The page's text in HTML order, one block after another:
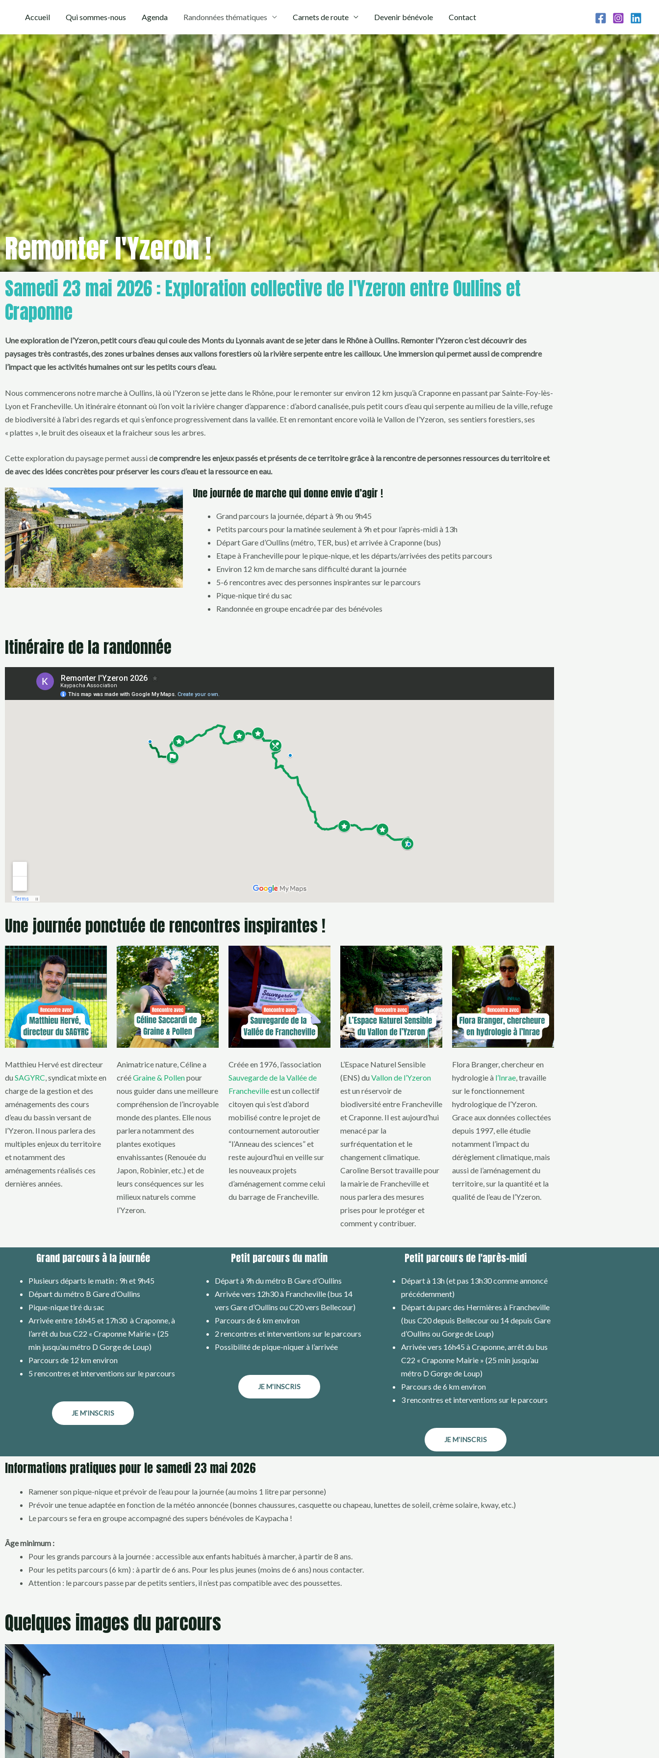
contenu
Accueil Qui sommes-nous Agenda Randonnées thématiques Carnets de route Devenir bénévole Contact
Remonter l'Yzeron !
Samedi 23 mai 2026 : Exploration collective de l'Yzeron entre Oullins et
Craponne
Une exploration de l’Yzeron, petit cours d’eau qui coule des Monts du Lyonnais avant de se jeter dans le Rhône à Oullins. Remonter l’Yzeron c’est découvrir des
paysages très contrastés, des zones urbaines denses aux vallons forestiers où la rivière serpente entre les cailloux. Une immersion qui permet aussi de comprendre
l’impact que les activités humaines ont sur les petits cours d’eau.
Nous commencerons notre marche à Oullins, là où l’Yzeron se jette dans le Rhône, pour le remonter sur environ 12 km jusqu’à Craponne en passant par Sainte-Foy-lès-
Lyon et Francheville. Un itinéraire étonnant où l’on voit la rivière changer d’apparence : d’abord canalisée, puis petit cours d’eau qui serpente au milieu de la ville, refuge
de biodiversité à l’abri des regards et qui s’enfonce progressivement dans la vallée. Et en remontant encore voilà le Vallon de l’Yzeron, ses sentiers forestiers, ses
« plattes », le bruit des oiseaux et la fraicheur sous les arbres.
Cette exploration du paysage permet aussi de comprendre les enjeux passés et présents de ce territoire grâce à la rencontre de personnes ressources du territoire et
de avec des idées concrètes pour préserver les cours d’eau et la ressource en eau.
Une journée de marche qui donne envie d’agir !
Grand parcours la journée, départ à 9h ou 9h45
Petits parcours pour la matinée seulement à 9h et pour l’après-midi à 13h
Départ Gare d’Oullins (métro, TER, bus) et arrivée à Craponne (bus)
Etape à Francheville pour le pique-nique, et les départs/arrivées des petits parcours
Environ 12 km de marche sans difficulté durant la journée
5-6 rencontres avec des personnes inspirantes sur le parcours
Pique-nique tiré du sac
Randonnée en groupe encadrée par des bénévoles
Itinéraire de la randonnée
Une journée ponctuée de rencontres inspirantes !
Matthieu Hervé est directeur
duSAGYRC, syndicat mixte en
charge de la gestion et des
aménagements des cours
d’eau du bassin versant de
l’Yzeron. Il nous parlera des
multiples enjeux du territoire
et notamment des
aménagements réalisés ces
dernières années.
Animatrice nature, Céline a
crééGraine & Pollenpour
nous guider dans une meilleure
compréhension de l’incroyable
monde des plantes. Elle nous
parlera notamment des
plantes exotiques
envahissantes (Renouée du
Japon, Robinier, etc.) et de
leurs conséquences sur les
milieux naturels comme
l’Yzeron.
Créée en 1976, l’association
Sauvegarde de la Vallée de
Franchevilleest un collectif
citoyen qui s’est d’abord
mobilisé contre le projet de
contournement autoroutier
“l’Anneau des sciences” et
reste aujourd’hui en veille sur
les nouveaux projets
d’aménagement comme celui
du barrage de Francheville.
L’Espace Naturel Sensible
(ENS) duVallon de l’Yzeron
est un réservoir de
biodiversité entre Francheville
et Craponne. Il est aujourd’hui
menacé par la
surfréquentation et le
changement climatique.
Caroline Bersot travaille pour
la mairie de Francheville et
nous parlera des mesures
prises pour le protéger et
comment y contribuer.
Flora Branger, chercheur en
hydrologie à l’Inrae, travaille
sur le fonctionnement
hydrologique de l’Yzeron.
Grace aux données collectées
depuis 1997, elle étudie
notamment l’impact du
dérèglement climatique, mais
aussi de l’aménagement du
territoire, sur la quantité et la
qualité de l’eau de l’Yzeron.
Grand parcours à la journée
Plusieurs départs le matin : 9h et 9h45
Départ du métro B Gare d’Oullins
Pique-nique tiré du sac
Arrivée entre 16h45 et 17h30 à Craponne, à
l’arrêt du bus C22 « Craponne Mairie » (25
min jusqu’au métro D Gorge de Loup)
Parcours de 12 km environ
5 rencontres et interventions sur le parcours
JE M'INSCRIS
Petit parcours du matin
Départ à 9h du métro B Gare d’Oullins
Arrivée vers 12h30 à Francheville (bus 14
vers Gare d’Oullins ou C20 vers Bellecour)
Parcours de 6 km environ
2 rencontres et interventions sur le parcours
Possibilité de pique-niquer à l’arrivée
JE M'INSCRIS
Petit parcours de l'après-midi
Départ à 13h (et pas 13h30 comme annoncé
précédemment)
Départ du parc des Hermières à Francheville
(bus C20 depuis Bellecour ou 14 depuis Gare
d’Oullins ou Gorge de Loup)
Arrivée vers 16h45 à Craponne, arrêt du bus
C22 « Craponne Mairie » (25 min jusqu’au
métro D Gorge de Loup)
Parcours de 6 km environ
3 rencontres et interventions sur le parcours
JE M'INSCRIS
Informations pratiques pour le samedi 23 mai 2026
Ramener son pique-nique et prévoir de l’eau pour la journée (au moins 1 litre par personne)
Prévoir une tenue adaptée en fonction de la météo annoncée (bonnes chaussures, casquette ou chapeau, lunettes de soleil, crème solaire, kway, etc.)
Le parcours se fera en groupe accompagné des supers bénévoles de Kaypacha !
Âge minimum :
Pour les grands parcours à la journée : accessible aux enfants habitués à marcher, à partir de 8 ans.
Pour les petits parcours (6 km) : à partir de 6 ans. Pour les plus jeunes (moins de 6 ans) nous contacter.
Attention : le parcours passe par de petits sentiers, il n’est pas compatible avec des poussettes.
Quelques images du parcours